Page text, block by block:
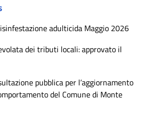
adulticida Maggio 2026
dei tributi locali: approvato il
pubblica per l’aggiornamento
del Comune di Monte